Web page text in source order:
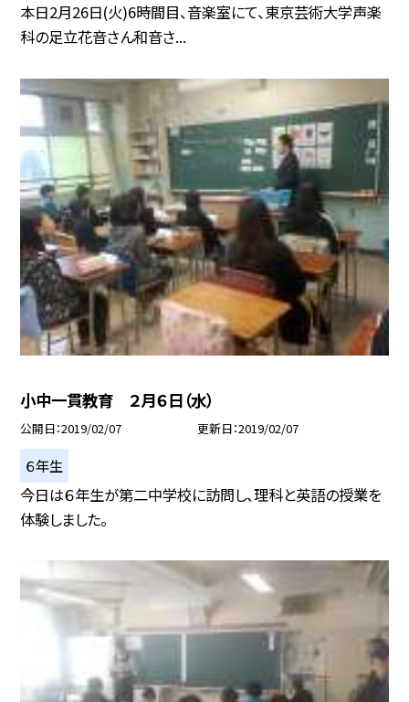
本日2月26日(火)6時間目、音楽室にて、東京芸術大学声楽
科の足立花音さん和音さ...
小中一貫教育 ２月６日（水）
公開日 2019/02/07 更新日 2019/02/07
６年生
今日は６年生が第二中学校に訪問し、理科と英語の授業を
体験しました。